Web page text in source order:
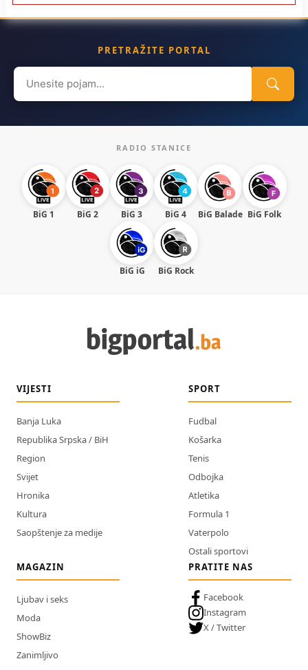
PRETRAŽITE PORTAL
Search
for:
RADIO STANICE
BiG 1 BiG 2 BiG 3 BiG 4 BiG Balade BiG Folk
BiG iG BiG Rock
VIJESTI
Banja Luka
Republika Srpska / BiH
Region
Svijet
Hronika
Kultura
Saopštenje za medije
SPORT
Fudbal
Košarka
Tenis
Odbojka
Atletika
Formula 1
Vaterpolo
Ostali sportovi
MAGAZIN
Ljubav i seks
Moda
ShowBiz
Zanimljivo
PRATITE NAS
Facebook
Instagram
X / Twitter